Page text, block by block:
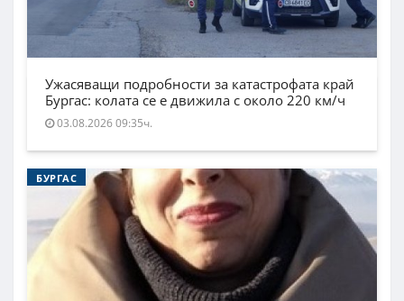
Ужасяващи подробности за катастрофата край
Бургас: колата се е движила с около 220 км/ч
03.08.2026 09:35ч.
БУРГАС